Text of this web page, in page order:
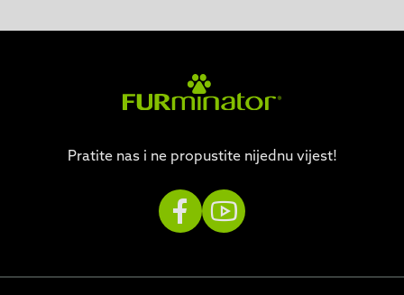
Pratite nas i ne propustite nijednu vijest!